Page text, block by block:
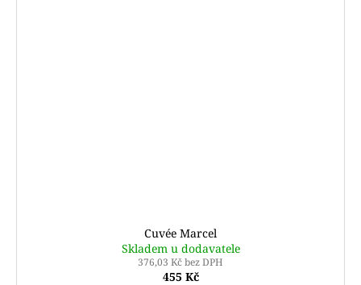
Cuvée Marcel
Skladem u dodavatele
376,03 Kč bez DPH
455 Kč